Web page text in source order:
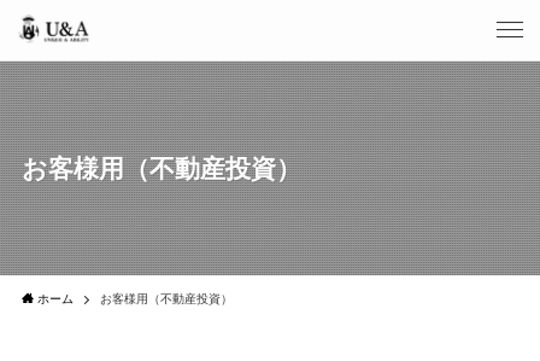
お客様用（不動産投資）
ホーム お客様用（不動産投資）